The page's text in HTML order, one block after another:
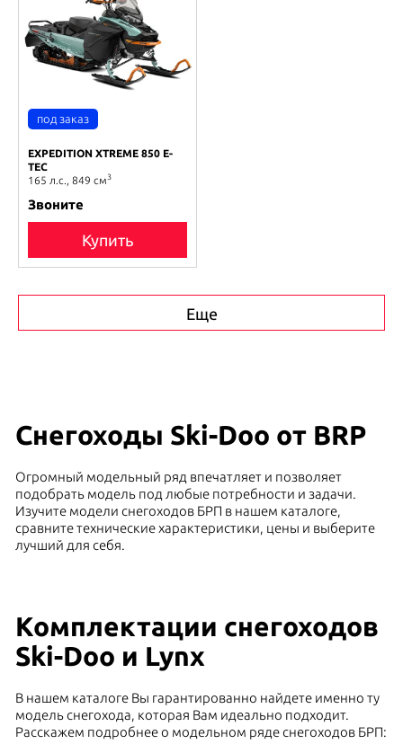
EXPEDITION XTREME 850 E-
TEC
165 л.с., 849 см3
Звоните
Купить
Еще
Снегоходы Ski-Doo от BRP
Огромный модельный ряд впечатляет и позволяет
подобрать модель под любые потребности и задачи.
Изучите модели снегоходов БРП в нашем каталоге,
сравните технические характеристики, цены и выберите
лучший для себя.
Комплектации снегоходов
Ski-Doo и Lynx
В нашем каталоге Вы гарантированно найдете именно ту
модель снегохода, которая Вам идеально подходит.
Расскажем подробнее о модельном ряде снегоходов БРП: